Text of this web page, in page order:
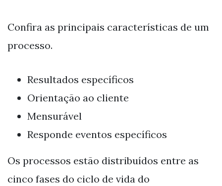
Confira as principais características de um
processo.
Resultados específicos
Orientação ao cliente
Mensurável
Responde eventos específicos
Os processos estão distribuídos entre as
cinco fases do ciclo de vida do